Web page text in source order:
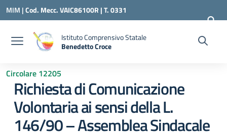
Vai ai contenuti
Vai al menu di navigazione
Vai al footer
MIM |Cod. Mecc. VAIC86100R | T. 0331
240260 | VAIC86100R@ISTRUZIONE.IT
Istituto Comprensivo Statale
Benedetto Croce
Circolare 12205
Richiesta di Comunicazione
Volontaria ai sensi della L.
146/90 – Assemblea Sindacale